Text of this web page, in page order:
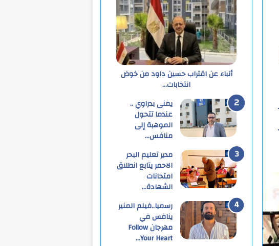
أنباء عن اقتراب حسين داود من خوض
انتخابات…
يمنى بدراوي ..
عندما تتحول
الموهبة إلى
منافس…
مدير تعليم البحر
الاحمر يتابع انطلاق
امتحانات
الشهادة…
رسميا..فيلم المنير
ينافس في
مهرجان Follow
Your Heart…